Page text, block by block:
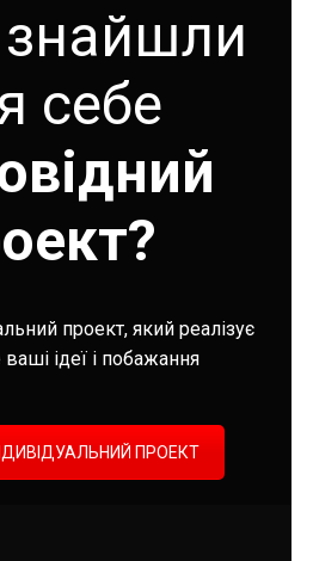
себе
проект, який реалізує
ідеї і побажання
ПРОЕКТ